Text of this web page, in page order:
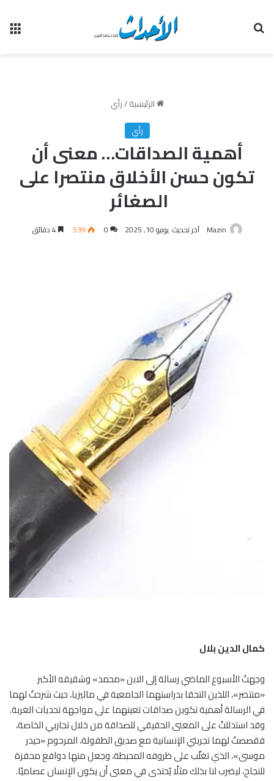
الرئيسية/رأي
رأي
أهمية الصداقات… معنى أن
تكون حسن الأخلاق منتصرا على
الصغائر
Mazin آخر تحديث: يونيو 10, 2025 0
539
كمال الدين بلال
وجهتُ الأسبوع الماضي رسالة إلى الابن «محمد» وشقيقه الأكبر
«منتصر»، اللذين التحقا بدراستهما الجامعية في ماليزيا، حيث شرحتُ لهما
في الرسالة أهمية تكوين صداقات تعينهما على مواجهة تحديات الغربة.
وقد استدللتُ على المعنى الحقيقي للصداقة من خلال تجاربي الخاصة،
فقصصتُ لهما تجربتي الإنسانية مع صديق الطفولة، المرحوم «حيدر
موسى»، الذي تغلّب على ظروفه المحبطة، وجعل منها دوافع محفزة
للنجاح، ليضرب لنا بذلك مثلًا يُحتذى في معنى أن يكون الإنسان عصاميًا.